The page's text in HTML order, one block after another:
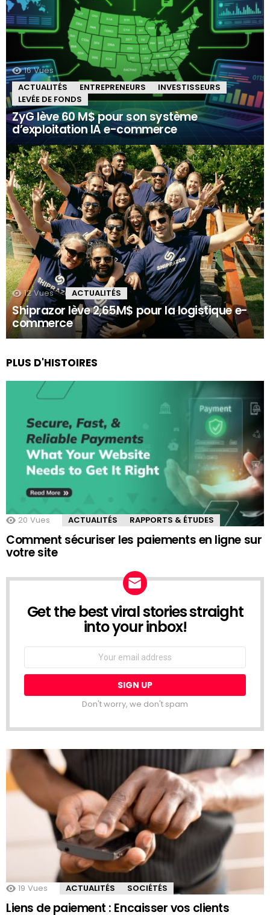
16 Vues
ACTUALITÉS
ENTREPRENEURS
INVESTISSEURS
LEVÉE DE FONDS
ZyG lève 60 M$ pour son système
d’exploitation IA e-commerce
12 Vues ACTUALITÉS
Shiprazor lève 2,65M$ pour la logistique e-
commerce
PLUS D'HISTOIRES
20 Vues ACTUALITÉS RAPPORTS & ÉTUDES
Comment sécuriser les paiements en ligne sur
votre site
NEWSLETTER
Get the best viral stories straight
into your inbox!
Don't worry, we don't spam
19 Vues ACTUALITÉS SOCIÉTÉS
Liens de paiement : Encaisser vos clients